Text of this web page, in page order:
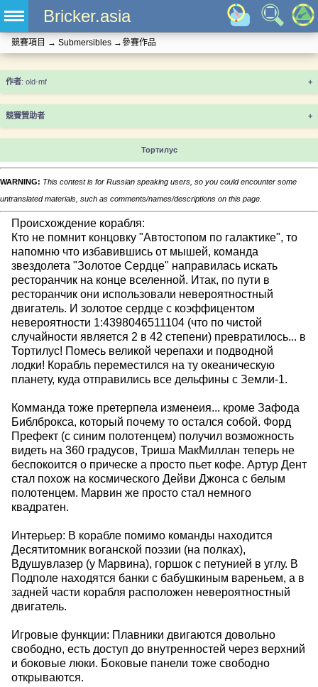
Bricker.asia
競賽項目 → Submersibles →參賽作品
+
競賽贊助者 +
Тортилус
WARNING: This contest is for Russian speaking users, so you could encounter some
untranslated materials, such as comments/names/descriptions on this page.
Происхождение корабля:
Кто не помнит концовку "Автостопом по галактике", то
напомню что избавившись от мышей, команда
звездолета "Золотое Сердце" направилась искать
ресторанчик на конце вселенной. Итак, по пути в
ресторанчик они использовали невероятностный
двигатель. И золотое сердце с коэффицентом
невероятности 1:4398046511104 (что по чистой
случайности является 2 в 42 степени) превратилось... в
Тортилус! Помесь великой черепахи и подводной
лодки! Корабль переместился на ту океаническую
планету, куда отправились все дельфины с Земли-1.
Комманда тоже претерпела изменеия... кроме Зафода
Библброкса, который почему то остался собой. Форд
Префект (с синим полотенцем) получил возможность
видеть на 360 градусов, Триша МакМиллан теперь не
беспокоится о прическе а просто пьет кофе. Артур Дент
стал похож на космического Дейви Джонса с белым
полотенцем. Марвин же просто стал немного
квадратен.
Интерьер: В корабле помимо команды находится
Десятитомник воганской поэзии (на полках),
Вдушувлазер (у Марвина), горшок с петунией в углу. В
Подполе находятся банки с бабушкиным вареньем, а в
задней части корабля расположен невероятностный
двигатель.
Игровые функции: Плавники двигаются довольно
свободно, есть доступ до внутренностей через верхний
и боковые люки. Боковые панели тоже свободно
открываются.